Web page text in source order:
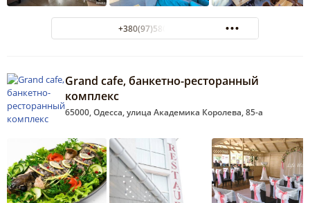
+380(97)580-77-55
Grand cafe, банкетно-ресторанный
комплекс
65000, Одесса, улица Академика Королева, 85-а